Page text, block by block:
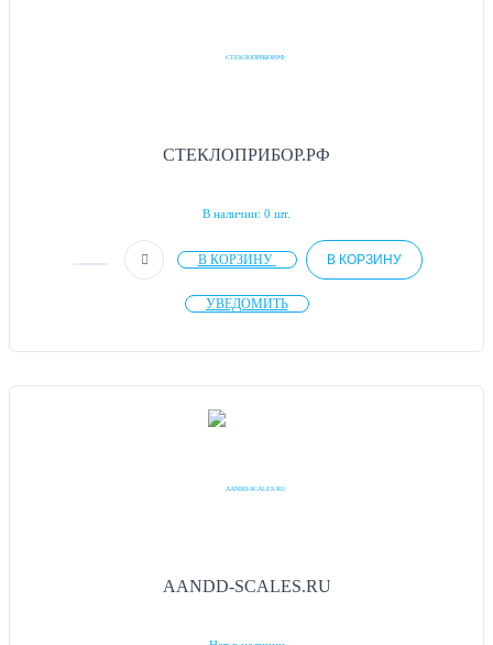
СТЕКЛОПРИБОР.РФ
В наличии: 0 шт.
В КОРЗИНУ В КОРЗИНУ
УВЕДОМИТЬ
AANDD-SCALES.RU